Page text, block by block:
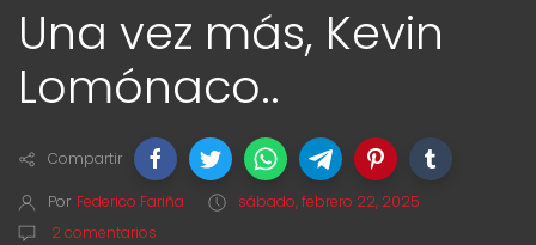
Una vez más, Kevin
Lomónaco..
Compartir
Por Federico Fariña
sábado, febrero 22, 2025
2 comentarios